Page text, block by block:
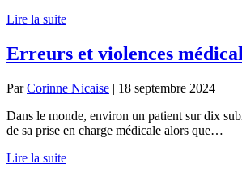
Lire la suite
Erreurs et violences
ParCorinne Nicaise | 18 septembre 2024
Dans le monde, environ un patient sur dix
de sa prise en charge médicale alors que…
Lire la suite